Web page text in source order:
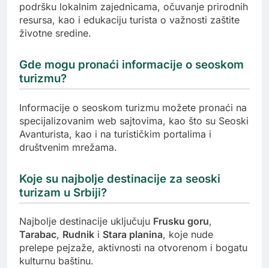
podršku lokalnim zajednicama, očuvanje prirodnih
resursa, kao i edukaciju turista o važnosti zaštite
životne sredine.
Gde mogu pronaći informacije o seoskom
turizmu?
Informacije o seoskom turizmu možete pronaći na
specijalizovanim web sajtovima, kao što su Seoski
Avanturista, kao i na turističkim portalima i
društvenim mrežama.
Koje su najbolje destinacije za seoski
turizam u Srbiji?
Najbolje destinacije uključuju Frusku goru,
Tarabac, Rudnik i Stara planina, koje nude
prelepe pejzaže, aktivnosti na otvorenom i bogatu
kulturnu baštinu.